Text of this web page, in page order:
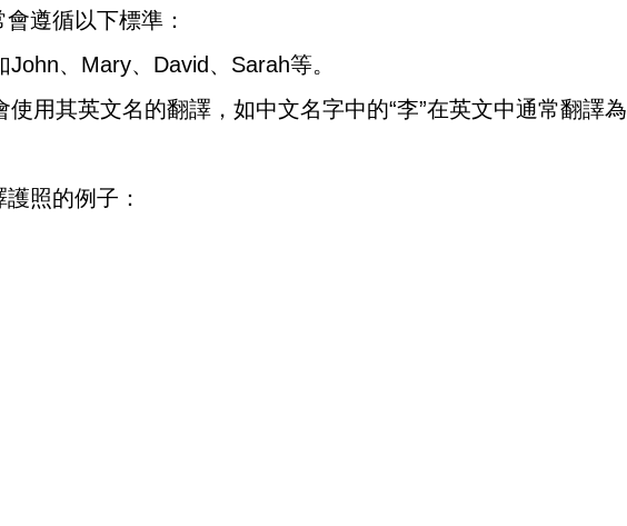
遵循以下標準：
、Mary、David、Sarah等。
用其英文名的翻譯，如中文名字中的“李”在英文中通常翻譯為
照的例子：